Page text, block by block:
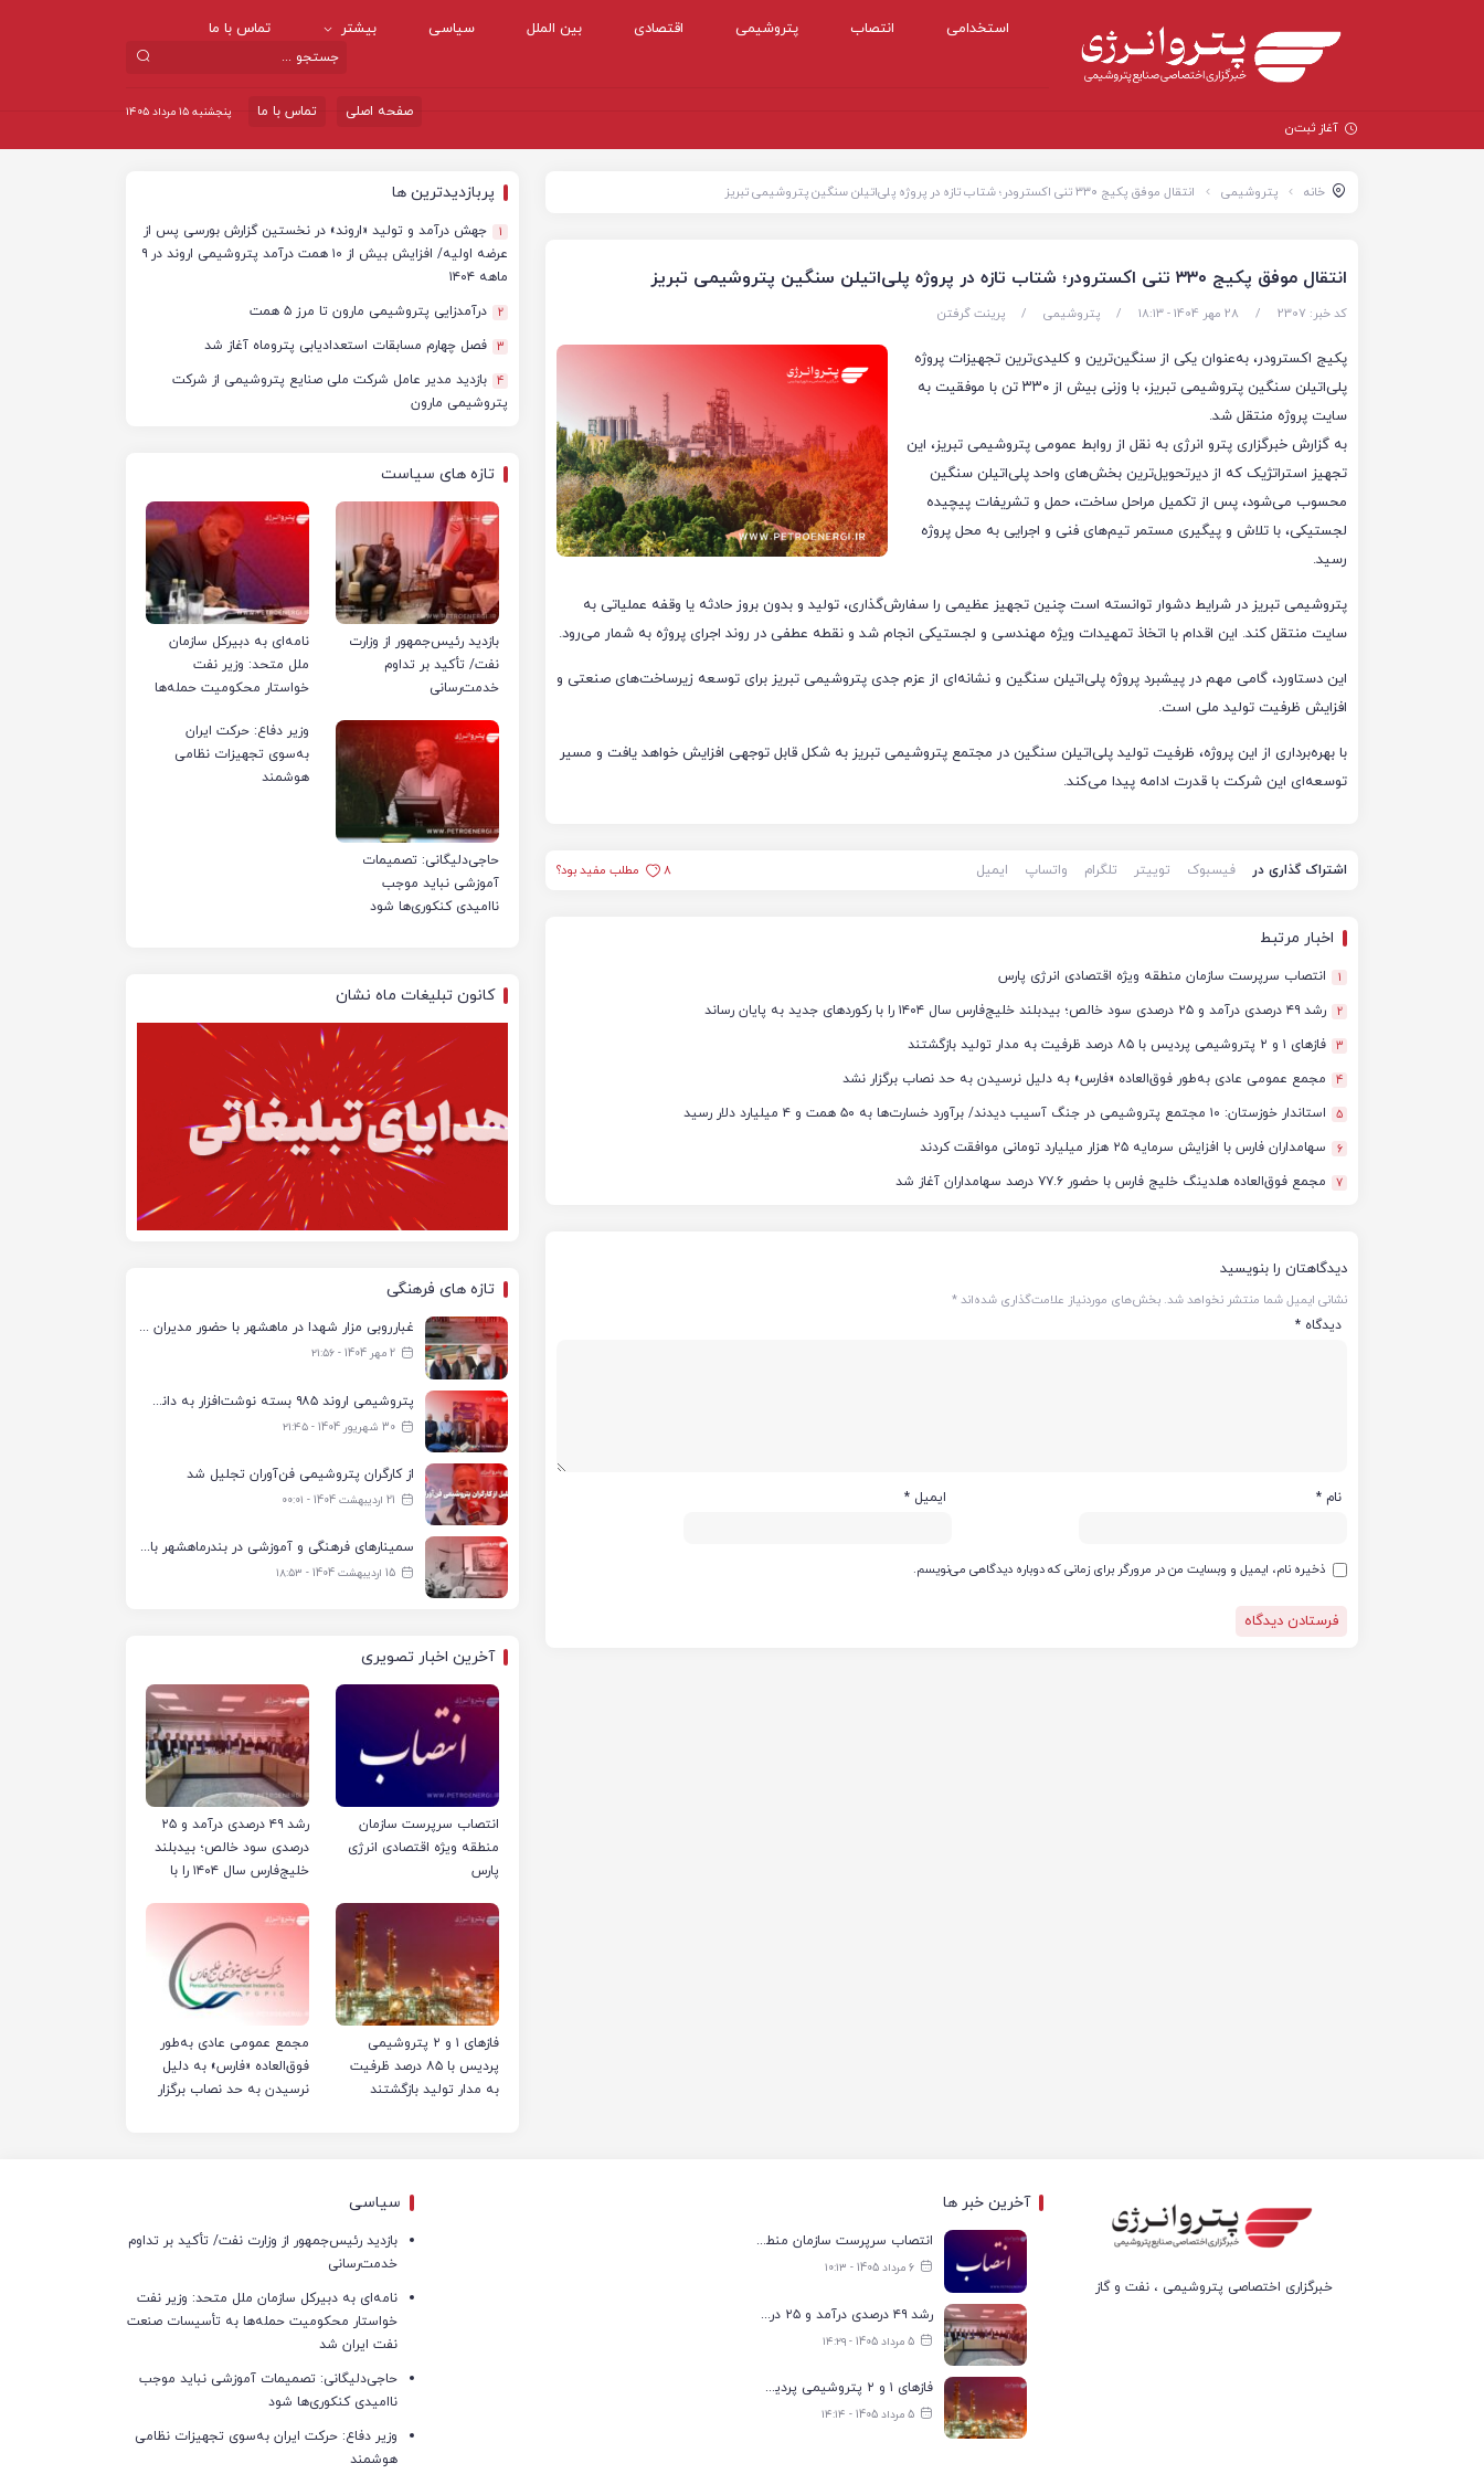
استخدامی انتصاب پتروشیمی اقتصادی بین الملل سیاسی بیشتر تماس با ما
پنجشنبه ۱۵ مرداد ۱۴۰۵ تماس با ما
صفحه اصلی
آغاز ثبت‌نام بزرگ‌ترین
خانه پتروشیمی انتقال موفق پکیج ۳۳۰ تنی اکسترودر؛ شتاب تازه در پروژه پلی‌اتیلن سنگین پتروشیمی تبریز
انتقال موفق پکیج ۳۳۰ تنی اکسترودر؛ شتاب تازه در پروژه پلی‌اتیلن سنگین پتروشیمی تبریز
کد خبر: 2307 / 28 مهر 1404 - ۱۸:۱۳ / پتروشیمی / پرینت گرفتن
پکیج اکسترودر، به‌عنوان یکی از سنگین‌ترین و کلیدی‌ترین تجهیزات پروژه
پلی‌اتیلن سنگین پتروشیمی تبریز، با وزنی بیش از ۳۳۰ تن با موفقیت به
سایت پروژه منتقل شد.
به گزارش خبرگزاری پترو انرژی به نقل از روابط عمومی پتروشیمی تبریز، این
تجهیز استراتژیک که از دیرتحویل‌ترین بخش‌های واحد پلی‌اتیلن سنگین
محسوب می‌شود، پس از تکمیل مراحل ساخت، حمل و تشریفات پیچیده
لجستیکی، با تلاش و پیگیری مستمر تیم‌های فنی و اجرایی به محل پروژه
رسید.
پتروشیمی تبریز در شرایط دشوار توانسته است چنین تجهیز عظیمی را سفارش‌گذاری، تولید و بدون بروز حادثه یا وقفه عملیاتی به
سایت منتقل کند. این اقدام با اتخاذ تمهیدات ویژه مهندسی و لجستیکی انجام شد و نقطه عطفی در روند اجرای پروژه به شمار می‌رود.
این دستاورد، گامی مهم در پیشبرد پروژه پلی‌اتیلن سنگین و نشانه‌ای از عزم جدی پتروشیمی تبریز برای توسعه زیرساخت‌های صنعتی و
افزایش ظرفیت تولید ملی است.
با بهره‌برداری از این پروژه، ظرفیت تولید پلی‌اتیلن سنگین در مجتمع پتروشیمی تبریز به شکل قابل توجهی افزایش خواهد یافت و مسیر
توسعه‌ای این شرکت با قدرت ادامه پیدا می‌کند.
اشتراک گذاری در فیسبوک توییتر تلگرام واتساپ ایمیل 8 مطلب مفید بود؟
اخبار مرتبط
1 انتصاب سرپرست سازمان منطقه ویژه اقتصادی انرژی پارس
2 رشد ۴۹ درصدی درآمد و ۲۵ درصدی سود خالص؛ بیدبلند خلیج‌فارس سال ۱۴۰۴ را با رکوردهای جدید به پایان رساند
3 فازهای ۱ و ۲ پتروشیمی پردیس با ۸۵ درصد ظرفیت به مدار تولید بازگشتند
4 مجمع عمومی عادی به‌طور فوق‌العاده «فارس» به دلیل نرسیدن به حد نصاب برگزار نشد
5 استاندار خوزستان: ۱۰ مجتمع پتروشیمی در جنگ آسیب دیدند/ برآورد خسارت‌ها به ۵۰ همت و ۴ میلیارد دلار رسید
6 سهامداران فارس با افزایش سرمایه ۲۵ هزار میلیارد تومانی موافقت کردند
7 مجمع فوق‌العاده هلدینگ خلیج فارس با حضور ۷۷.۶ درصد سهامداران آغاز شد
دیدگاهتان را بنویسید
نشانی ایمیل شما منتشر نخواهد شد. بخش‌های موردنیاز علامت‌گذاری شده‌اند*
دیدگاه *
نام * ایمیل *
ذخیره نام، ایمیل و وبسایت من در مرورگر برای زمانی که دوباره دیدگاهی می‌نویسم.
پربازدیدترین ها
1
جهش درآمد و تولید «اروند» در نخستین گزارش بورسی پس از
عرضه اولیه/ افزایش بیش از ۱۰ همت درآمد پتروشیمی اروند در ۹
ماهه ۱۴۰۴
2 درآمدزایی پتروشیمی مارون تا مرز ۵ همت
3 فصل چهارم مسابقات استعدادیابی پتروماه آغاز شد
4 بازدید مدیر عامل شرکت ملی صنایع پتروشیمی از شرکت
پتروشیمی مارون
تازه های سیاست
بازدید رئیس‌جمهور از وزارت
نفت/ تأکید بر تداوم
خدمت‌رسانی
نامه‌ای به دبیرکل سازمان
ملل متحد: وزیر نفت
خواستار محکومیت حمله‌ها
ایران شد
حاجی‌دلیگانی: تصمیمات
آموزشی نباید موجب
ناامیدی کنکوری‌ها شود
وزیر دفاع: حرکت ایران
به‌سوی تجهیزات نظامی
هوشمند
کانون تبلیغات ماه نشان
تازه های فرهنگی
غبارروبی مزار شهدا در ماهشهر با حضور مدیران پتروشیمی اروند و مسئولان شهری
2 مهر 1404 - ۲۱:۵۶
پتروشیمی اروند ۹۸۵ بسته نوشت‌افزار به دانش‌آموزان تحت پوشش کمیته امداد بندرماهشهر اهدا کرد
30 شهریور 1404 - ۲۱:۴۵
از کارگران پتروشیمی فن‌آوران تجلیل شد
21 اردیبهشت 1404 - ۰۰:۰۱
سمینارهای فرهنگی و آموزشی در بندرماهشهر با همکاری فرهنگ‌سرای پتروشیمی مارون
15 اردیبهشت 1404 - ۱۸:۵۳
آخرین اخبار تصویری
انتصاب سرپرست سازمان
منطقه ویژه اقتصادی انرژی
پارس
رشد ۴۹ درصدی درآمد و ۲۵
درصدی سود خالص؛ بیدبلند
خلیج‌فارس سال ۱۴۰۴ را با
رساند
فازهای ۱ و ۲ پتروشیمی
پردیس با ۸۵ درصد ظرفیت
به مدار تولید بازگشتند
مجمع عمومی عادی به‌طور
فوق‌العاده «فارس» به دلیل
نرسیدن به حد نصاب برگزار
خبرگزاری اختصاصی پتروشیمی ، نفت و گاز
آخرین خبر ها
انتصاب سرپرست سازمان منطقه ویژه اقتصادی انرژی پارس
6 مرداد 1405 - ۱۰:۱۳
رشد ۴۹ درصدی درآمد و ۲۵ درصدی سود خالص؛ بیدبلند خلیج‌فارس سال ۱۴۰۴ را با رکوردهای جدید به پایان رساند
5 مرداد 1405 - ۱۴:۲۹
فازهای ۱ و ۲ پتروشیمی پردیس با ۸۵ درصد ظرفیت به مدار تولید بازگشتند
5 مرداد 1405 - ۱۴:۱۴
سیاسی
بازدید رئیس‌جمهور از وزارت نفت/ تأکید بر تداوم
خدمت‌رسانی
نامه‌ای به دبیرکل سازمان ملل متحد: وزیر نفت
خواستار محکومیت حمله‌ها به تأسیسات صنعت
نفت ایران شد
حاجی‌دلیگانی: تصمیمات آموزشی نباید موجب
ناامیدی کنکوری‌ها شود
وزیر دفاع: حرکت ایران به‌سوی تجهیزات نظامی
هوشمند